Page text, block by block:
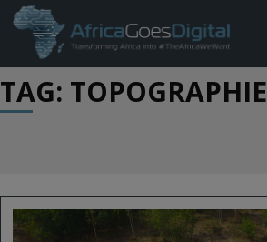
TAG: TOPOGRAPHIE